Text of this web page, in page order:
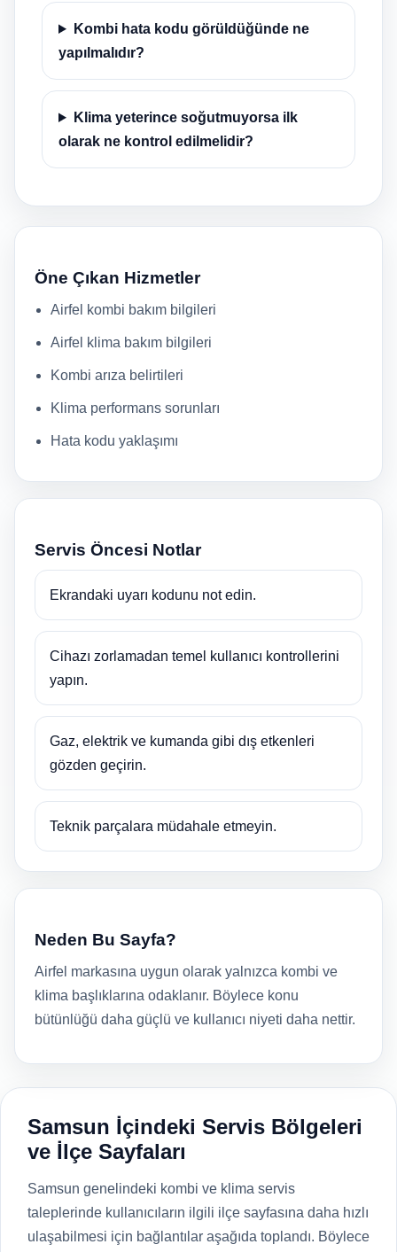
Kombi hata kodu görüldüğünde ne
yapılmalıdır?
Klima yeterince soğutmuyorsa ilk
olarak ne kontrol edilmelidir?
Öne Çıkan Hizmetler
Airfel kombi bakım bilgileri
Airfel klima bakım bilgileri
Kombi arıza belirtileri
Klima performans sorunları
Hata kodu yaklaşımı
Servis Öncesi Notlar
Ekrandaki uyarı kodunu not edin.
Cihazı zorlamadan temel kullanıcı kontrollerini
yapın.
Gaz, elektrik ve kumanda gibi dış etkenleri
gözden geçirin.
Teknik parçalara müdahale etmeyin.
Neden Bu Sayfa?
Airfel markasına uygun olarak yalnızca kombi ve
klima başlıklarına odaklanır. Böylece konu
bütünlüğü daha güçlü ve kullanıcı niyeti daha nettir.
Samsun İçindeki Servis Bölgeleri
ve İlçe Sayfaları
Samsun genelindeki kombi ve klima servis
taleplerinde kullanıcıların ilgili ilçe sayfasına daha hızlı
ulaşabilmesi için bağlantılar aşağıda toplandı. Böylece